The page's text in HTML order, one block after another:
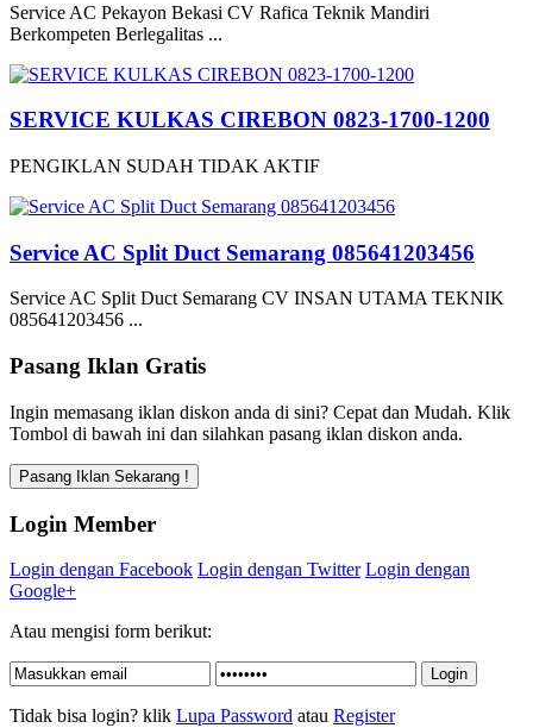
Service AC Pekayon Bekasi CV Rafica Teknik Mandiri
Berkompeten Berlegalitas ...
SERVICE KULKAS CIREBON 0823-1700-1200
PENGIKLAN SUDAH TIDAK AKTIF
Service AC Split Duct Semarang 085641203456
Service AC Split Duct Semarang CV INSAN UTAMA TEKNIK
085641203456 ...
Pasang Iklan Gratis
Ingin memasang iklan diskon anda di sini? Cepat dan Mudah. Klik
Tombol di bawah ini dan silahkan pasang iklan diskon anda.
Login Member
Login dengan Facebook Login dengan Twitter Login dengan
Google+
Atau mengisi form berikut:
Tidak bisa login? klik Lupa Password atau Register